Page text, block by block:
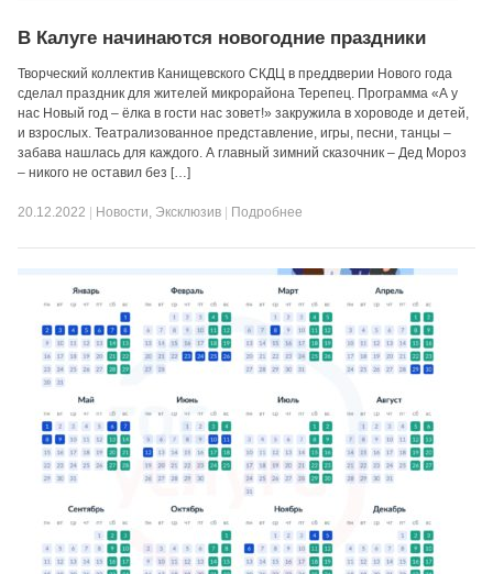
В Калуге начинаются новогодние праздники
Творческий коллектив Канищевского СКДЦ в преддверии Нового года
сделал праздник для жителей микрорайона Терепец. Программа «А у
нас Новый год – ёлка в гости нас зовет!» закружила в хороводе и детей,
и взрослых. Театрализованное представление, игры, песни, танцы –
забава нашлась для каждого. А главный зимний сказочник – Дед Мороз
– никого не оставил без […]
20.12.2022 Новости, Эксклюзив Подробнее